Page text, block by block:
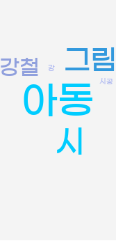
아동
시
그림
강철
강
시공